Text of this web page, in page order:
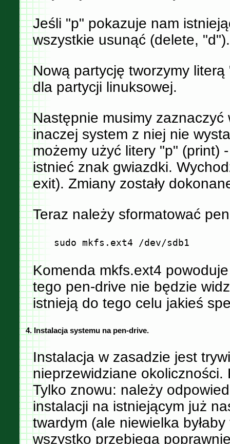
Jeśli "p" pokazuje nam
wszystkie usunąć (delete, "d").
Nową partycję tworzymy
dla partycji linuksowej.
Następnie musimy
inaczej system z niej nie
możemy użyć litery "p" (print)
istnieć znak gwiazdki.
exit). Zmiany zostały
Teraz należy sformatować
Komenda mkfs.ext4
tego pen-drive nie będzie
istnieją do tego celu jakieś
4. Instalacja systemu na pen-drive.
Instalacja w zasadzie jest
nieprzewidziane
Tylko znowu: należy
instalacji na istniejącym już
twardym (ale niewielka
wszystko przebiega